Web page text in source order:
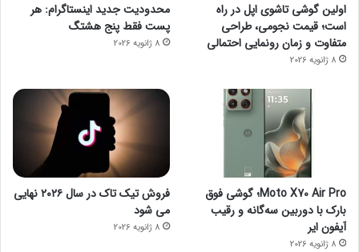
اولین گوشی تاشوی اپل در راه
است؛ قیمت نجومی، طراحی
متفاوت و زمان رونمایی احتمالی
8 ژانویه 2026
محدودیت جدید اینستاگرام: هر
پست فقط پنج هشتگ
8 ژانویه 2026
Moto X70 Air Pro؛ گوشی فوق
بارک با دوربین سه‌گانه و رقیب
آیفون ایر
8 ژانویه 2026
فروش تیک تاک در سال ۲۰۲۶ نهایی
می شود
8 ژانویه 2026